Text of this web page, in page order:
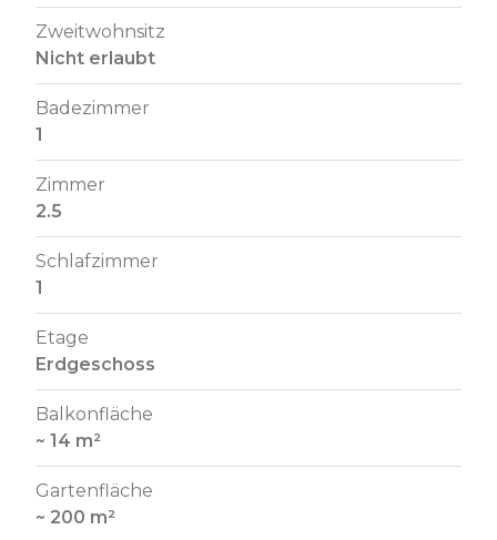
Zweitwohnsitz
Nicht erlaubt
Badezimmer
1
Zimmer
2.5
Schlafzimmer
1
Etage
Erdgeschoss
Balkonfläche
~ 14 m²
Gartenfläche
~ 200 m²